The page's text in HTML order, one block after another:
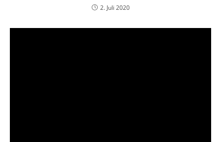
2. Juli 2020